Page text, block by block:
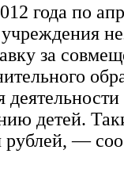
года по
учреждения
за
детей.
рублей, —